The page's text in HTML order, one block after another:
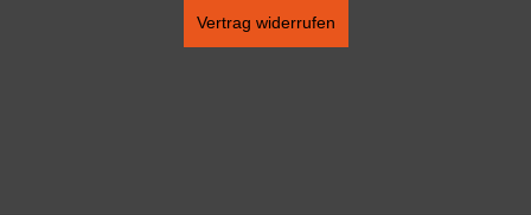
Vertrag widerrufen